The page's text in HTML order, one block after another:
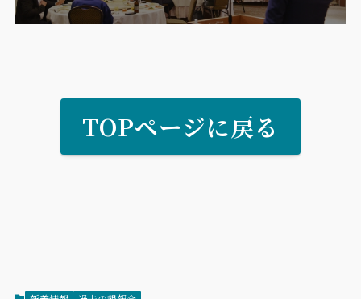
TOPページに戻る